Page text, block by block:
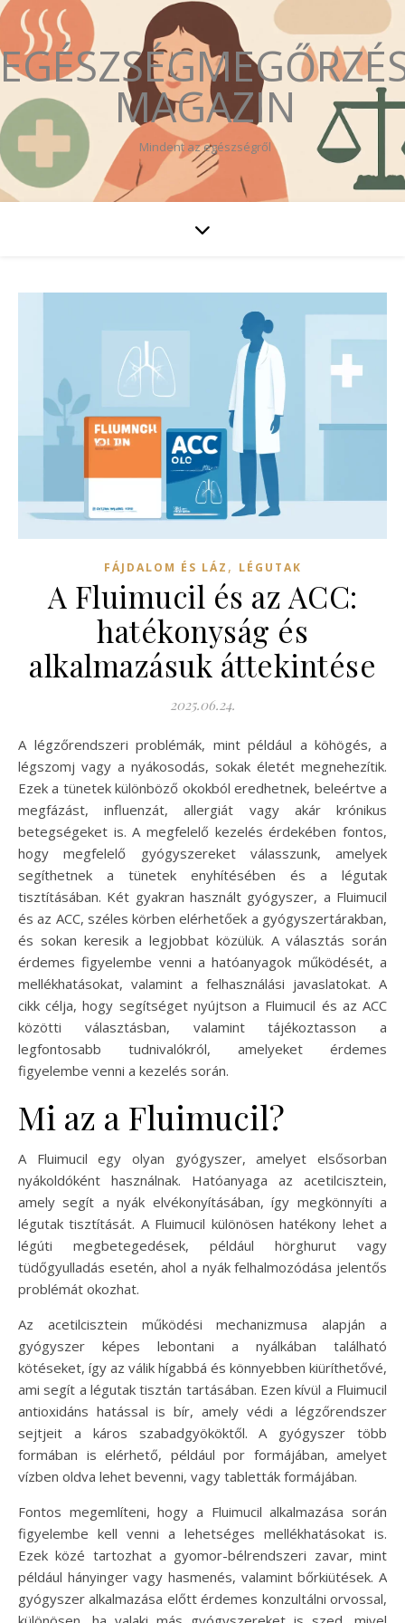
MAGAZIN
Mindent az egészségről
FÁJDALOM ÉS LÁZ , LÉGUTAK
A Fluimucil és az ACC:
hatékonyság és
alkalmazásuk áttekintése
2025.06.24.
A légzőrendszeri problémák, mint például a köhögés, a
légszomj vagy a nyákosodás, sokak életét megnehezítik.
Ezek a tünetek különböző okokból eredhetnek, beleértve a
megfázást, influenzát, allergiát vagy akár krónikus
betegségeket is. A megfelelő kezelés érdekében fontos,
hogy megfelelő gyógyszereket válasszunk, amelyek
segíthetnek a tünetek enyhítésében és a légutak
tisztításában. Két gyakran használt gyógyszer, a Fluimucil
és az ACC, széles körben elérhetőek a gyógyszertárakban,
és sokan keresik a legjobbat közülük. A választás során
érdemes figyelembe venni a hatóanyagok működését, a
mellékhatásokat, valamint a felhasználási javaslatokat. A
cikk célja, hogy segítséget nyújtson a Fluimucil és az ACC
közötti választásban, valamint tájékoztasson a
legfontosabb tudnivalókról, amelyeket érdemes
figyelembe venni a kezelés során.
Mi az a Fluimucil?
A Fluimucil egy olyan gyógyszer, amelyet elsősorban
nyákoldóként használnak. Hatóanyaga az acetilcisztein,
amely segít a nyák elvékonyításában, így megkönnyíti a
légutak tisztítását. A Fluimucil különösen hatékony lehet a
légúti megbetegedések, például hörghurut vagy
tüdőgyulladás esetén, ahol a nyák felhalmozódása jelentős
problémát okozhat.
Az acetilcisztein működési mechanizmusa alapján a
gyógyszer képes lebontani a nyálkában található
kötéseket, így az válik hígabbá és könnyebben kiüríthetővé,
ami segít a légutak tisztán tartásában. Ezen kívül a Fluimucil
antioxidáns hatással is bír, amely védi a légzőrendszer
sejtjeit a káros szabadgyököktől. A gyógyszer több
formában is elérhető, például por formájában, amelyet
vízben oldva lehet bevenni, vagy tabletták formájában.
Fontos megemlíteni, hogy a Fluimucil alkalmazása során
figyelembe kell venni a lehetséges mellékhatásokat is.
Ezek közé tartozhat a gyomor-bélrendszeri zavar, mint
például hányinger vagy hasmenés, valamint bőrkiütések. A
gyógyszer alkalmazása előtt érdemes konzultálni orvossal,